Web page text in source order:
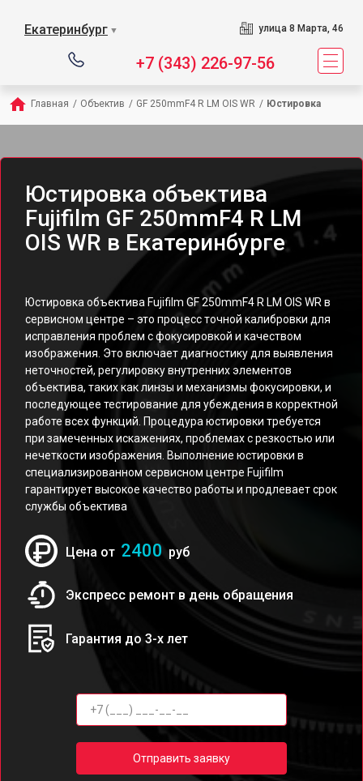
Екатеринбург ▼ улица 8 Марта, 46
+7 (343) 226-97-56
Главная / Объектив / GF 250mmF4 R LM OIS WR / Юстировка
Юстировка объектива
Fujifilm GF 250mmF4 R LM
OIS WR в Екатеринбурге
Юстировка объектива Fujifilm GF 250mmF4 R LM OIS WR в
сервисном центре – это процесс точной калибровки для
исправления проблем с фокусировкой и качеством
изображения. Это включает диагностику для выявления
неточностей, регулировку внутренних элементов
объектива, таких как линзы и механизмы фокусировки, и
последующее тестирование для убеждения в корректной
работе всех функций. Процедура юстировки требуется
при замеченных искажениях, проблемах с резкостью или
нечеткости изображения. Выполнение юстировки в
специализированном сервисном центре Fujifilm
гарантирует высокое качество работы и продлевает срок
службы объектива
Цена от 2400 руб
Экспресс ремонт в день обращения
Гарантия до 3-х лет
Отправить заявку